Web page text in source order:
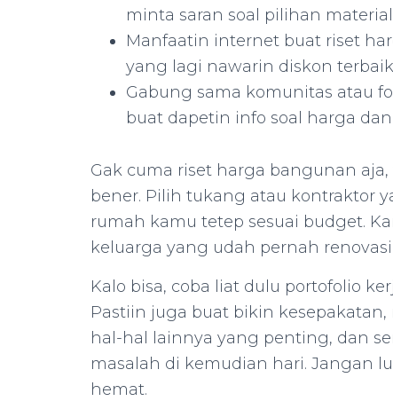
minta saran soal pilihan
Manfaatin internet buat riset
yang lagi nawarin diskon
Gabung sama komunitas atau
buat dapetin info soal harga
Gak cuma riset harga bangunan
bener. Pilih tukang atau kontraktor
rumah kamu tetep sesuai budget.
keluarga yang udah pernah
Kalo bisa, coba liat dulu portofolio
Pastiin juga buat bikin
hal-hal lainnya yang penting, dan
masalah di kemudian hari. Jangan
hemat.